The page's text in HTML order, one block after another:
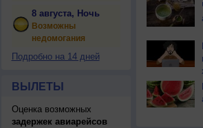
8 августа, Ночь
Возможны
недомогания
Подробно на 14 дней
ВЫЛЕТЫ
Оценка возможных
задержек авиарейсов